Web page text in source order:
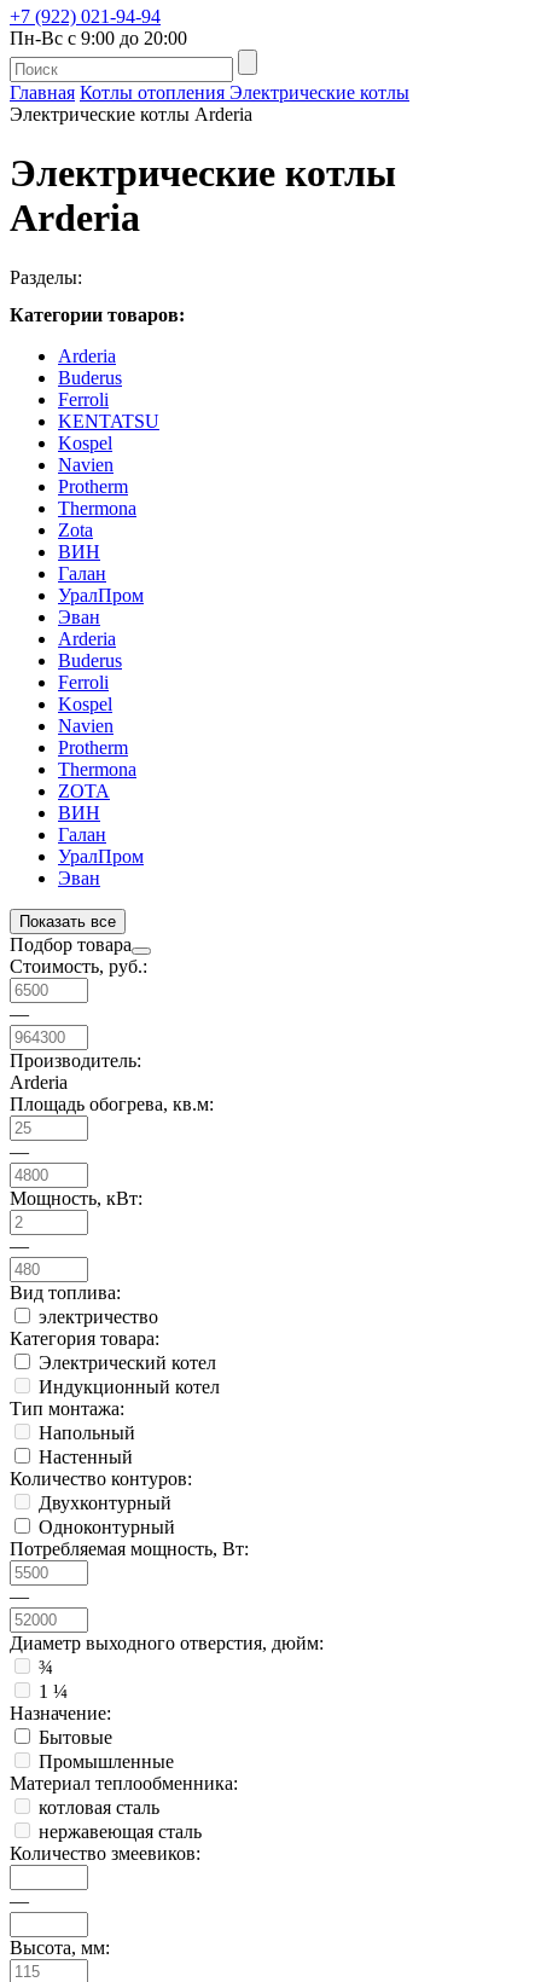
+7 (922) 021-94-94
Пн-Вс с 9:00 до 20:00
Главная Котлы отопления Электрические котлы
Электрические котлы Arderia
Электрические котлы
Arderia
Разделы:
Категории товаров:
Arderia
Buderus
Ferroli
KENTATSU
Kospel
Navien
Protherm
Thermona
Zota
ВИН
Галан
УралПром
Эван
Arderia
Buderus
Ferroli
Kospel
Navien
Protherm
Thermona
ZOTA
ВИН
Галан
УралПром
Эван
Показать все
Подбор товара
Стоимость, руб.:
—
Производитель:
Arderia
Площадь обогрева, кв.м:
—
Мощность, кВт:
—
Вид топлива:
электричество
Категория товара:
Электрический котел
Индукционный котел
Тип монтажа:
Напольный
Настенный
Количество контуров:
Двухконтурный
Одноконтурный
Потребляемая мощность, Вт:
—
Диаметр выходного отверстия, дюйм:
¾
1 ¼
Назначение:
Бытовые
Промышленные
Материал теплообменника:
котловая сталь
нержавеющая сталь
Количество змеевиков:
—
Высота, мм: